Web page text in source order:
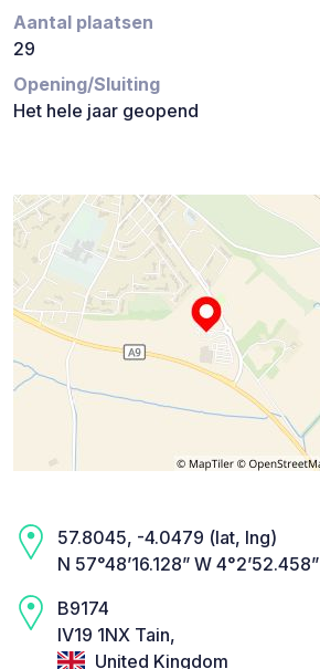
Aantal plaatsen
29
Opening/Sluiting
Het hele jaar geopend
57.8045, -4.0479 (lat, lng)
N 57°48’16.128” W 4°2’52.458”
B9174
IV19 1NX Tain,
United Kingdom